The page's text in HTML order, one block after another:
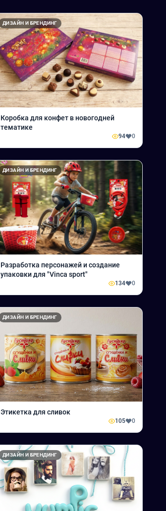
ДИЗАЙН И БРЕНДИНГ
Коробка для конфет в новогодней
тематике
94 0
ДИЗАЙН И БРЕНДИНГ
Разработка персонажей и создание
упаковки для "Vinca sport"
134 0
ДИЗАЙН И БРЕНДИНГ
Этикетка для сливок
105 0
ДИЗАЙН И БРЕНДИНГ